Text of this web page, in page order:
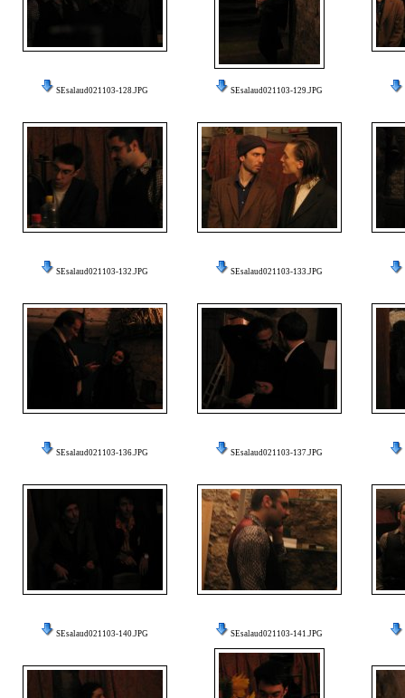
SEsalaud021103-128.JPG SEsalaud021103-129.JPG
SEsalaud021103-132.JPG SEsalaud021103-133.JPG
SEsalaud021103-136.JPG SEsalaud021103-137.JPG
SEsalaud021103-140.JPG SEsalaud021103-141.JPG